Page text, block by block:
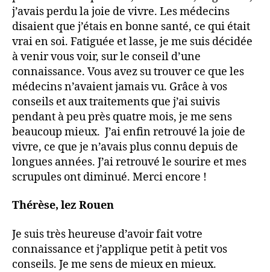
j’avais perdu la joie de vivre. Les médecins
disaient que j’étais en bonne santé, ce qui était
vrai en soi. Fatiguée et lasse, je me suis décidée
à venir vous voir, sur le conseil d’une
connaissance. Vous avez su trouver ce que les
médecins n’avaient jamais vu. Grâce à vos
conseils et aux traitements que j’ai suivis
pendant à peu près quatre mois, je me sens
beaucoup mieux. J’ai enfin retrouvé la joie de
vivre, ce que je n’avais plus connu depuis de
longues années. J’ai retrouvé le sourire et mes
scrupules ont diminué. Merci encore !
Thérèse, lez Rouen
Je suis très heureuse d’avoir fait votre
connaissance et j’applique petit à petit vos
conseils. Je me sens de mieux en mieux.